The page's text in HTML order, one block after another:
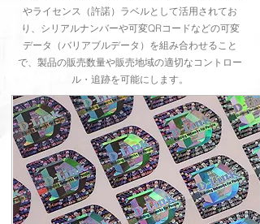
やライセンス（許諾）ラベルとして活用されてお
り、シリアルナンバーや可変QRコードなどの可変
データ（バリアブルデータ）を組み合わせること
で、製品の販売数量や販売地域の適切なコントロー
ル・追跡を可能にします。